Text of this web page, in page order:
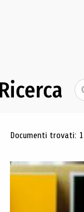
Ricerca
Risultati
Documenti trovati: 1